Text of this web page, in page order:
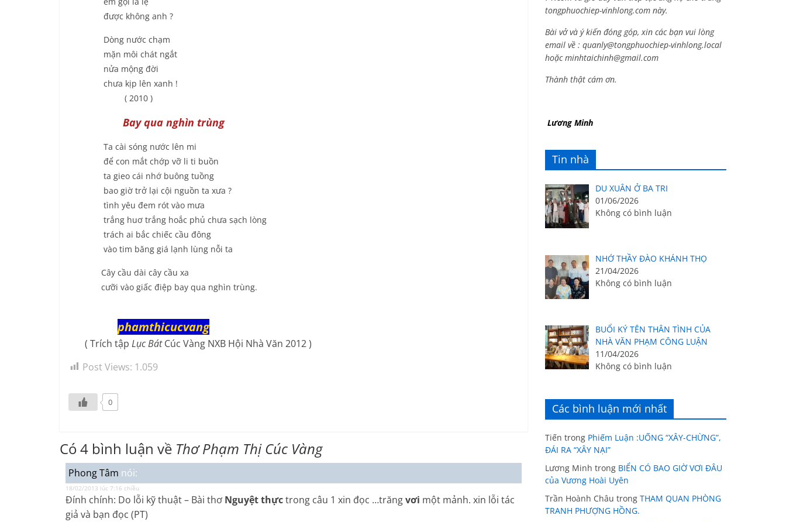
được không anh ?
Dòng nước chạm
mặn môi chát ngắt
nửa mộng đời
chưa kịp lên xanh !
( 2010 )
Bay qua nghìn trùng
Ta cài sóng nước lên mi
để con mắt chớp vỡ li ti buồn
ta gieo cái nhớ buông tuồng
bao giờ trở lại cội nguồn ta xưa ?
tình yêu đem rót vào mưa
trắng huơ trắng hoắc phủ chưa sạch lòng
trách ai bắc chiếc cầu đông
vào tim băng giá lạnh lùng nỗi ta
Cây cầu dài cây cầu xa
cưỡi vào giấc điệp bay qua nghìn trùng.
phamthicucvang
( Trích tập Lục BátCúc Vàng NXB Hội Nhà Văn 2012 )
Post Views: 1.059
0
Có 4 bình luận về Thơ Phạm Thị Cúc Vàng
Phong Tâm nói:
18/02/2013 lúc 7:16 chiều
Đính chính: Do lỗi kỹ thuật – Bài thơ Nguyệt thựctrong câu 1 xin đọc …trăngvơi một mảnh. xin lỗi tác
giả và bạn đọc (PT)
tongphuochiep-vinhlong.com này.
Bài vở và ý kiến đóng góp, xin các bạn vui lòng
email về : quanly@tongphuochiep-vinhlong.local
hoặcminhtaichinh@gmail.com
Thành thật cám ơn.
Lương Minh
Tin nhà
DU XUÂN Ở BA TRI
01/06/2026
Không có bình luận
NHỚ THẦY ĐÀO KHÁNH THỌ
21/04/2026
Không có bình luận
BUỔI KÝ TÊN THÂN TÌNH CỦA
NHÀ VĂN PHẠM CÔNG LUẬN
11/04/2026
Không có bình luận
Các bình luận mới nhất
Tiến trong Phiếm Luận :UỐNG “XÂY-CHỪNG”,
ĐÁI RA “XÂY NẠI”
Lương Minh trong BIỂN CÓ BAO GIỜ VƠI ĐÂU
của Vương Hoài Uyên
Trần Hoành Châu trong THAM QUAN PHÒNG
TRANH PHƯỢNG HỒNG.